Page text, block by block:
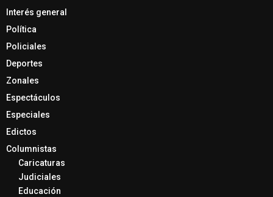
Interés general
Política
Policiales
Deportes
Zonales
Espectáculos
Especiales
Edictos
Columnistas
Caricaturas
Judiciales
Educación